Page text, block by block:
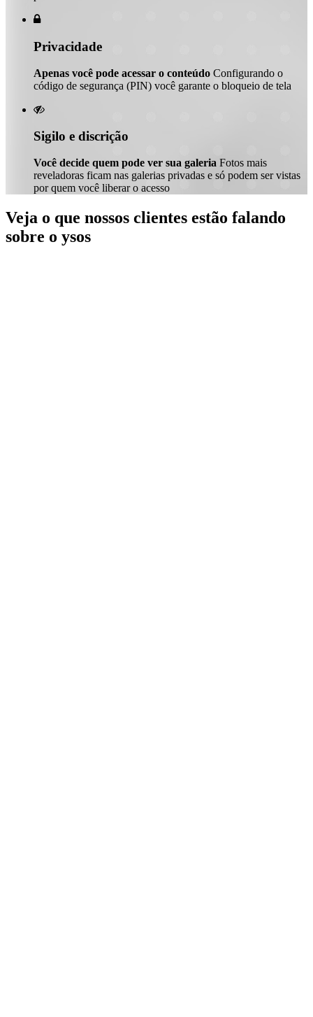

Privacidade
Apenas você pode acessar o conteúdo Configurando o
código de segurança (PIN) você garante o bloqueio de tela

Sigilo e discrição
Você decide quem pode ver sua galeria Fotos mais
reveladoras ficam nas galerias privadas e só podem ser vistas
por quem você liberar o acesso
Veja o que nossos clientes estão falando
sobre o ysos